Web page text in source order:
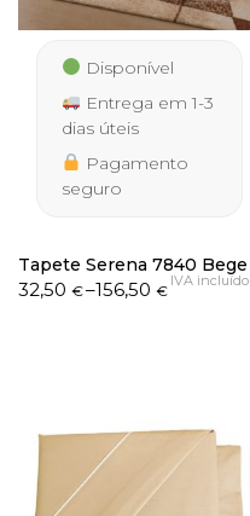
Disponível
Entrega em 1-3
dias úteis
Pagamento
seguro
Tapete Serena 7840 Bege
32,50 €–156,50€
Price
IVA incluído